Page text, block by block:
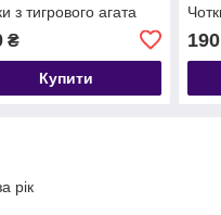
з тигрового агата
₴
Купити
190
рік